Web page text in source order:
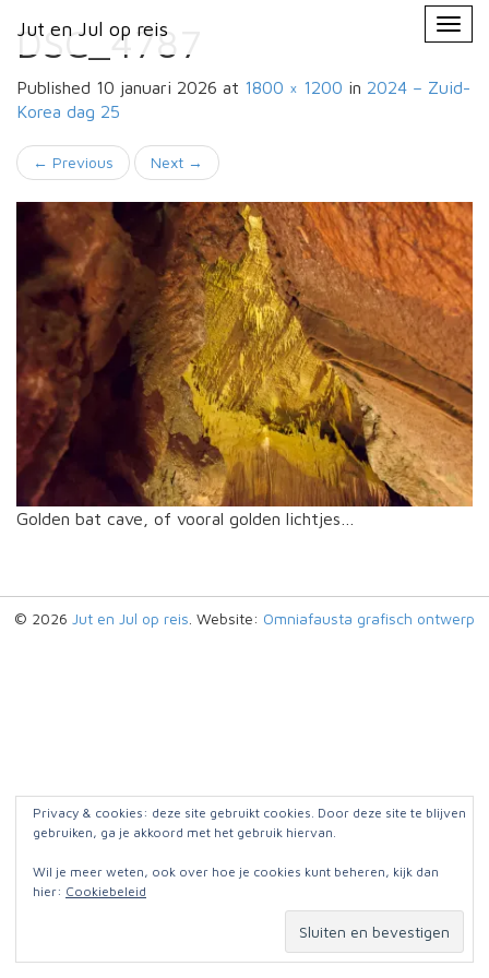
Jut en Jul op reis
Primary
Menu
Jut en Jul op reis
DSC_4787
Published 10 januari 2026 at 1800 × 1200 in 2024 – Zuid-
Korea dag 25
← Previous Next →
Golden bat cave, of vooral golden lichtjes…
© 2026 Jut en Jul op reis . Website: Omniafausta grafisch ontwerp
Privacy & cookies: deze site gebruikt cookies. Door deze site te blijven
gebruiken, ga je akkoord met het gebruik hiervan.
Wil je meer weten, ook over hoe je cookies kunt beheren, kijk dan
hier: Cookiebeleid